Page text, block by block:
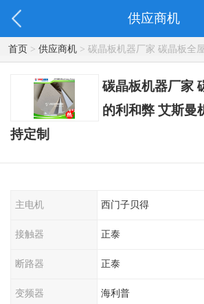
供应商机
首页> 供应商机> 碳晶板机器厂家 碳晶板全
机械 诚信商家-支持定制
碳晶板机器厂家
的利和弊 艾斯曼
持定制
主电机 西门子贝得
接触器 正泰
断路器 正泰
变频器 海利普